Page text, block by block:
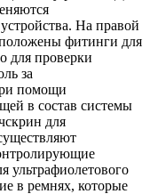
На правой
фитинги для
для проверки
за
помощи
в состав системы
для
ультрафиолетового
в ремнях, которые